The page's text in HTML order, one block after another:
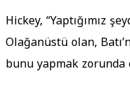
Hickey, “Yaptığımız
Olağanüstü olan,
bunu yapmak zorunda